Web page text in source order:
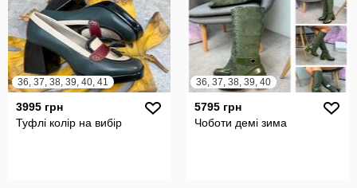
36, 37, 38, 39, 40, 41
3995 грн
Туфлі колір на вибір
36, 37, 38, 39, 40
5795 грн
Чоботи демі зима